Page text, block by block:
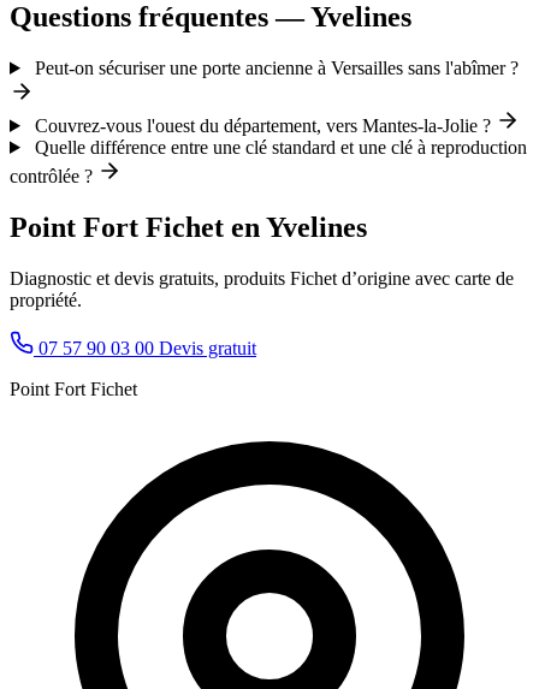
Questions fréquentes — Yvelines
Peut-on sécuriser une porte ancienne à Versailles sans l'abîmer ?
Couvrez-vous l'ouest du département, vers Mantes-la-Jolie ?
Quelle différence entre une clé standard et une clé à reproduction
contrôlée ?
Point Fort Fichet en Yvelines
Diagnostic et devis gratuits, produits Fichet d’origine avec carte de
propriété.
07 57 90 03 00 Devis gratuit
Point Fort Fichet